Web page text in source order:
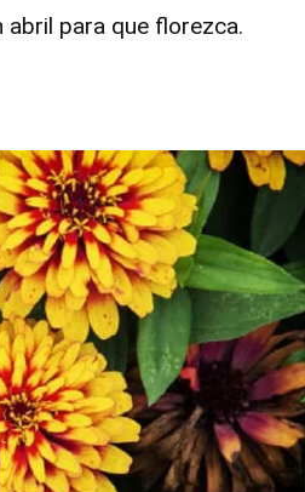
abril para que florezca.